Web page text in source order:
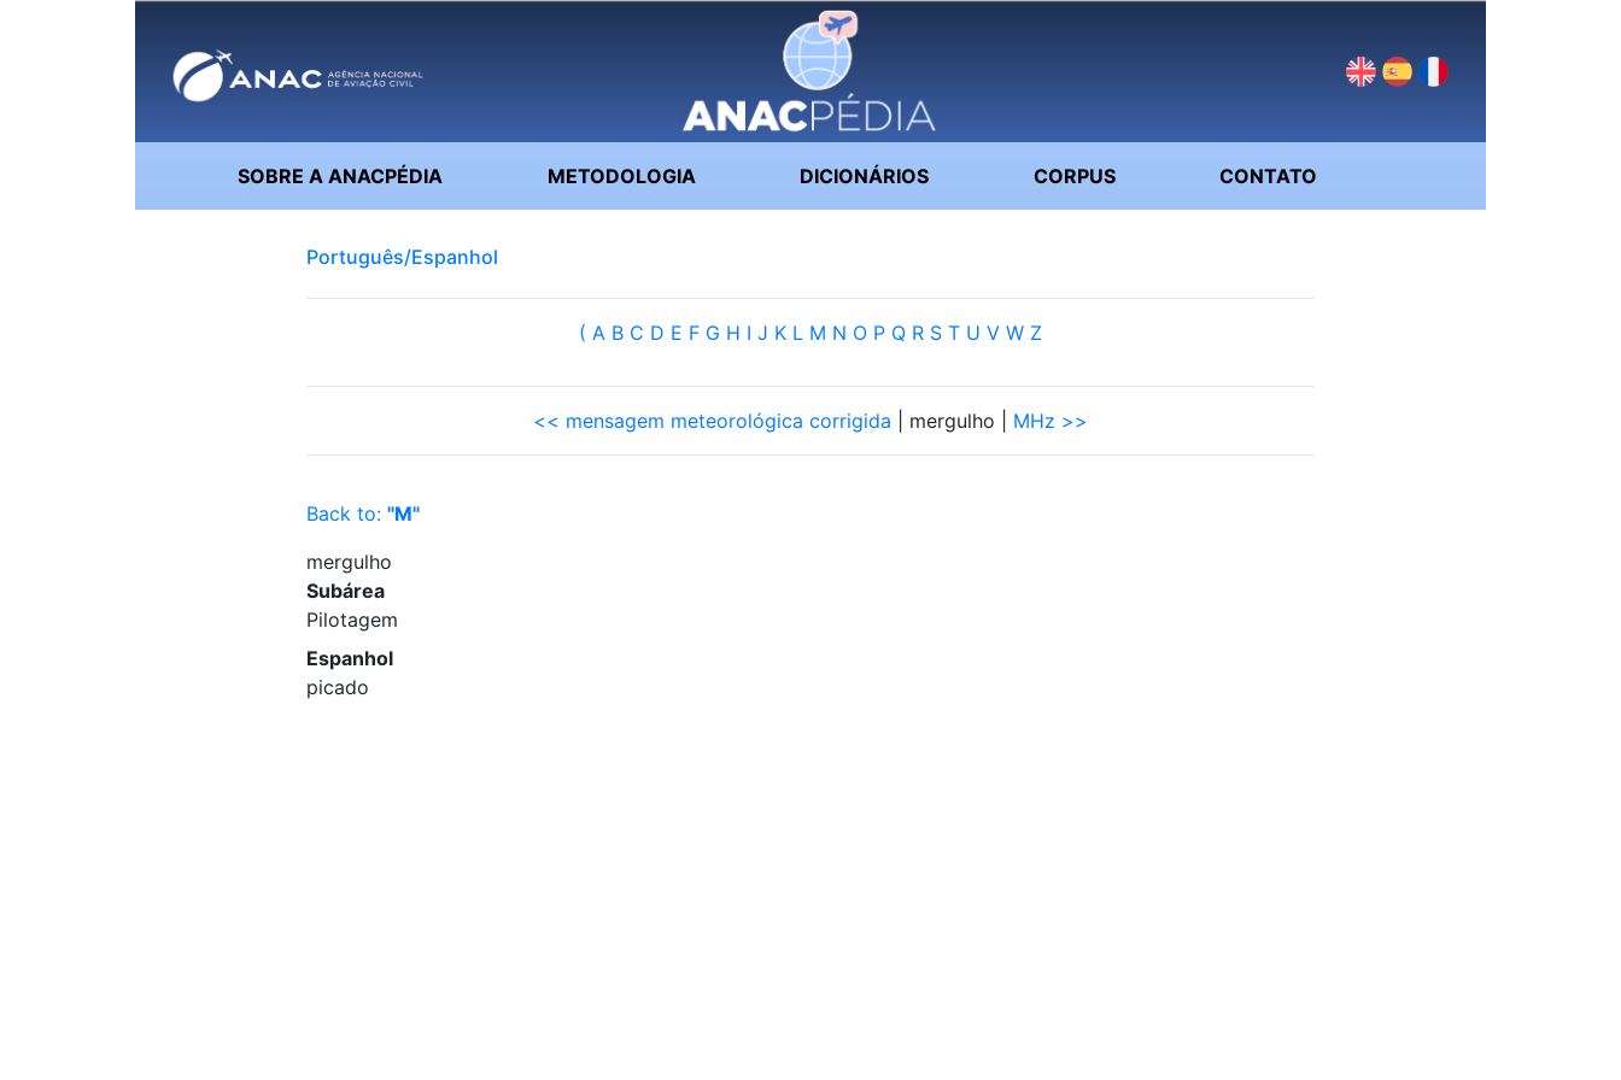
SOBRE A ANACPÉDIA METODOLOGIA DICIONÁRIOS CORPUS CONTATO
Português/Espanhol
( A B C D E F G H I J K L M N O P Q R S T U V W Z
<< mensagem meteorológica corrigida | mergulho | MHz >>
Back to: "M"
mergulho
Subárea
Pilotagem
Espanhol
picado